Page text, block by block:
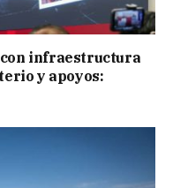
infraestructura
y apoyos: